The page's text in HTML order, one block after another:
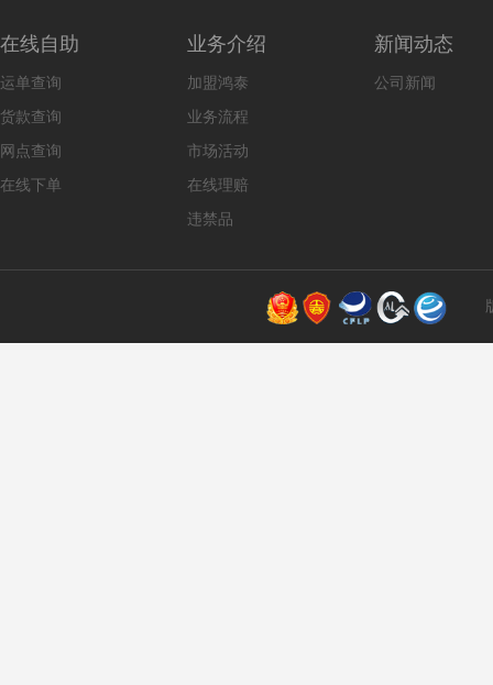
在线自助
运单查询
货款查询
网点查询
在线下单
业务介绍
加盟鸿泰
业务流程
市场活动
在线理赔
违禁品
新闻动态
公司新闻